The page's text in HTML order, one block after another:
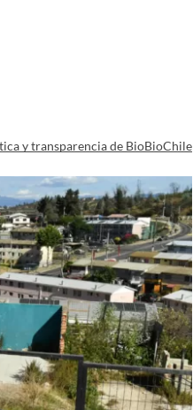
y transparencia de BioBioChile